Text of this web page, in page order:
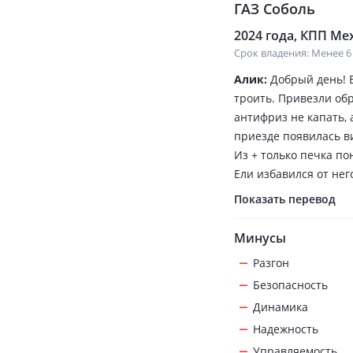
ГАЗ Соболь
2024 года, КПП
Срок владения: Менее
Алик: Добрый день!
троить. Привезли
антифриз не капать,
приезде появилась
Из + только печка
Ели избавился от
Показать перевод
Минусы
Разгон
Безопасность
Динамика
Надежность